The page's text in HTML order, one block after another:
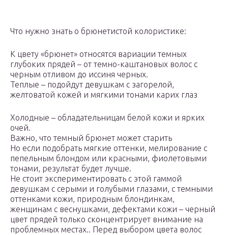
Что нужно знать о брюнетистой колористике:
К цвету «брюнет» относятся вариации темных
глубоких прядей – от темно-каштановых волос с
черным отливом до иссиня черных.
Теплые – подойдут девушкам с загорелой,
желтоватой кожей и мягкими тонами карих глаз
Холодные – обладательницам белой кожи и ярких
очей.
Важно, что темный брюнет может старить
Но если подобрать мягкие оттенки, мелирование с
пепельным блондом или красными, фиолетовыми
тонами, результат будет лучше.
Не стоит экспериментировать с этой гаммой
девушкам с серыми и голубыми глазами, с темными
оттенками кожи, природным блондинкам,
женщинам с веснушками, дефектами кожи – черный
цвет прядей только сконцентрирует внимание на
проблемных местах.. Перед выбором цвета волос